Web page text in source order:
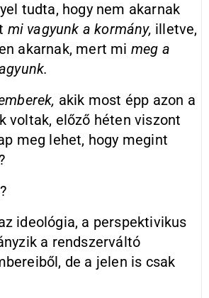
tudta, hogy nem akarnak
mi vagyunk a kormány, illetve,
akarnak, mert mi meg a
akik most épp azon a
voltak, előző héten viszont
meg lehet, hogy megint
ideológia, a perspektivikus
a rendszerváltó
de a jelen is csak